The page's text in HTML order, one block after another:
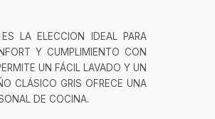
LA ELECCION IDEAL PARA
Y CUMPLIMIENTO CON
UN FÁCIL LAVADO Y UN
CLÁSICO GRIS OFRECE UNA
DE COCINA.